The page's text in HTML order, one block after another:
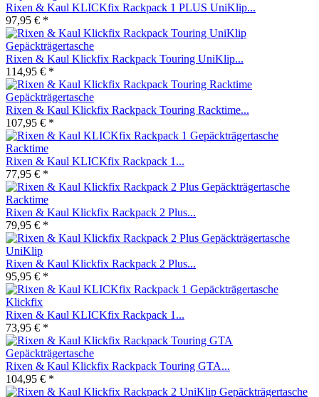
Rixen & Kaul KLICKfix Rackpack 1 PLUS UniKlip...
97,95 € *
Rixen & Kaul Klickfix Rackpack Touring UniKlip...
114,95 € *
Rixen & Kaul Klickfix Rackpack Touring Racktime...
107,95 € *
Rixen & Kaul KLICKfix Rackpack 1...
77,95 € *
Rixen & Kaul Klickfix Rackpack 2 Plus...
79,95 € *
Rixen & Kaul Klickfix Rackpack 2 Plus...
95,95 € *
Rixen & Kaul KLICKfix Rackpack 1...
73,95 € *
Rixen & Kaul Klickfix Rackpack Touring GTA...
104,95 € *